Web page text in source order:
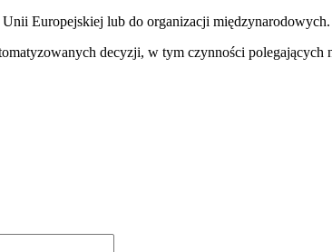
Unii Europejskiej lub do organizacji międzynarodowych.
decyzji, w tym czynności